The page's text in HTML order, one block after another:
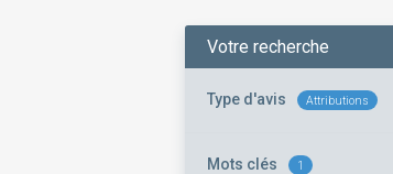
Votre recherche
Type d'avis Attributions
Mots clés 1